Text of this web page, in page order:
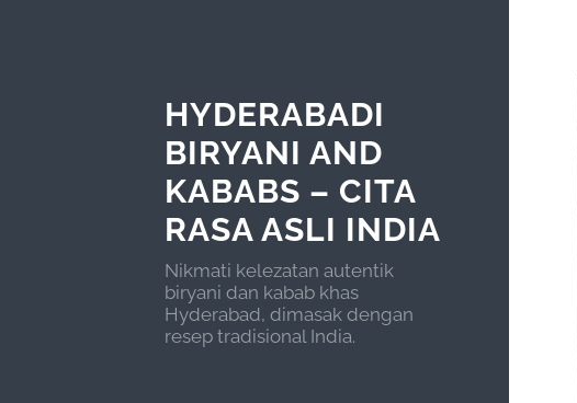
HYDERABADI
BIRYANI AND
KABABS – CITA
RASA ASLI INDIA
Nikmati kelezatan autentik
biryani dan kabab khas
Hyderabad, dimasak dengan
resep tradisional India.